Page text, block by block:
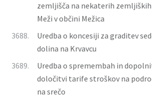
zemljišča na nekaterih
Meži v občini Mežica
3688.
Uredba o koncesiji za graditev
dolina na Krvavcu
3689.
Uredba o spremembah in
določitvi tarife stroškov na
na srečo